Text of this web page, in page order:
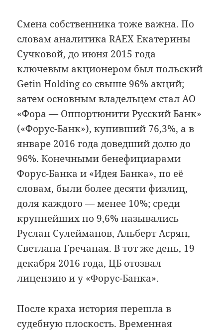
Смена собственника тоже важна. По
словам аналитика RAEX Екатерины
Сучковой, до июня 2015 года
ключевым акционером был польский
Getin Holding со свыше 96% акций;
затем основным владельцем стал АО
«Фора — Оппортюнити Русский Банк»
(«Форус-Банк»), купивший 76,3%, а в
январе 2016 года доведший долю до
96%. Конечными бенефициарами
Форус-Банка и «Идея Банка», по её
словам, были более десяти физлиц,
доля каждого — менее 10%; среди
крупнейших по 9,6% назывались
Руслан Сулейманов, Альберт Асрян,
Светлана Гречаная. В тот же день, 19
декабря 2016 года, ЦБ отозвал
лицензию и у «Форус-Банка».
После краха история перешла в
судебную плоскость. Временная